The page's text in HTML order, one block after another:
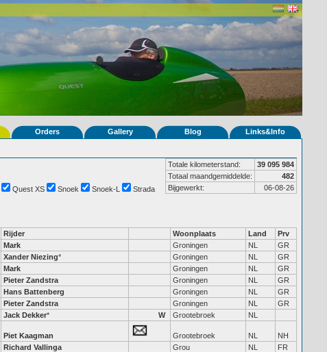
Orders Gallery Blog Links&Info
Totale kilometerstand:
39 095 984
Totaal maandgemiddelde:
482
Bijgewerkt:
06-08-26
Quest XS Snoek Snoek-L Strada
Rijder Woonplaats Land
Prv
Mark Groningen NL
GR
Xander Niezing* Groningen NL
GR
Mark Groningen NL
GR
Pieter Zandstra Groningen NL
GR
Hans Battenberg Groningen NL
GR
Pieter Zandstra Groningen NL
GR
Jack Dekker* W Grootebroek NL
Piet Kaagman Grootebroek NL
NH
Richard Vallinga Grou NL
FR